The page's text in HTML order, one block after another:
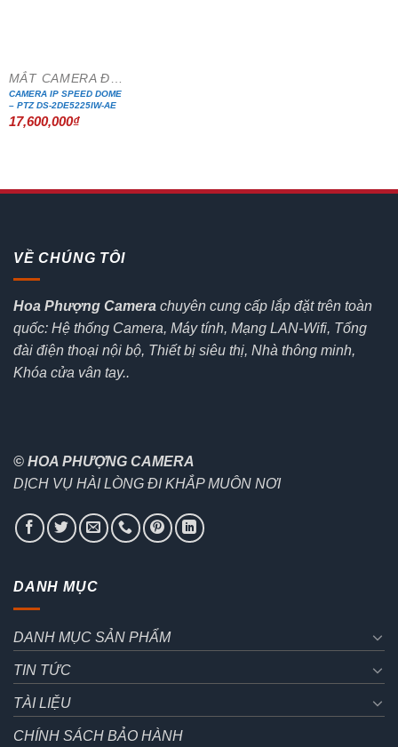
MẮT CAMERA ĐẶC CHỦNG
CAMERA IP SPEED DOME
– PTZ DS-2DE5225IW-AE
17,600,000₫
VỀ CHÚNG TÔI
Hoa Phượng Camera chuyên cung cấp lắp đặt trên toàn
quốc: Hệ thống Camera, Máy tính, Mạng LAN-Wifi, Tổng
đài điện thoại nội bộ, Thiết bị siêu thị, Nhà thông minh,
Khóa cửa vân tay..
© HOA PHƯỢNG CAMERA
DỊCH VỤ HÀI LÒNG ĐI KHẮP MUÔN NƠI
DANH MỤC
DANH MỤC SẢN PHẨM
TIN TỨC
TÀI LIỆU
CHÍNH SÁCH BẢO HÀNH